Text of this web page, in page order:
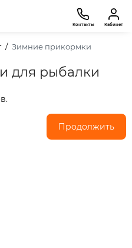
Контакты Кабинет
Зимние прикормки
для рыбалки
Продолжить